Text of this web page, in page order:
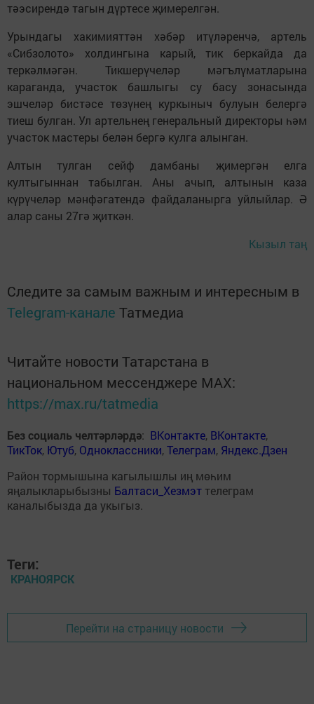
тәэсирендә тагын дүртесе җимерелгән.
Урындагы хакимияттән хәбәр итүләренчә, артель
«Сибзолото» холдингына карый, тик беркайда да
теркәлмәгән. Тикшерүчеләр мәгълүматларына
караганда, участок башлыгы су басу зонасында
эшчеләр бистәсе төзүнең куркыныч булуын белергә
тиеш булган. Ул артельнең генеральный директоры һәм
участок мастеры белән бергә кулга алынган.
Алтын тулган сейф дамбаны җимергән елга
култыгыннан табылган. Аны ачып, алтынын каза
күрүчеләр мәнфәгатендә файдаланырга уйлыйлар. Ә
алар саны 27гә җиткән.
Кызыл таң
Следите за самым важным и интересным в
Telegram-канале Татмедиа
Читайте новости Татарстана в
национальном мессенджере MАХ:
https://max.ru/tatmedia
Без социаль челтәрләрдә: ВКонтакте, ВКонтакте,
ТикТок, Ютуб, Одноклассники,Телеграм, Яндекс.Дзен
Район тормышына кагылышлы иң мөһим
яңалыкларыбызны Балтаси_Хезмэт телеграм
каналыбызда да укыгыз.
Теги:
КРАНОЯРСК
Перейти на страницу новости